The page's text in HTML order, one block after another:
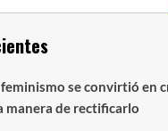
se convirtió en
manera de rectificarlo